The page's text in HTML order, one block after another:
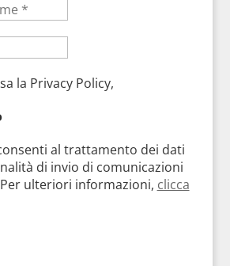
la Privacy Policy,
al trattamento dei dati
di invio di comunicazioni
ulteriori informazioni, clicca